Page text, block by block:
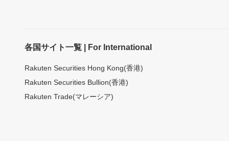
各国サイト一覧 | For International
Rakuten Securities Hong Kong(香港)
Rakuten Securities Bullion(香港)
Rakuten Trade(マレーシア)